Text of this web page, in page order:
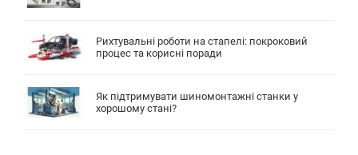
Рихтувальні роботи на стапелі: покроковий
процес та корисні поради
Як підтримувати шиномонтажні станки у
хорошому стані?